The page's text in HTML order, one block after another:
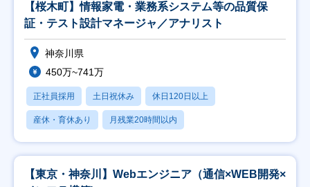
【桜木町】情報家電・業務系システム等の品質保
証・テスト設計マネージャ／アナリスト
神奈川県
450万~741万
正社員採用 土日祝休み 休日120日以上
産休・育休あり 月残業20時間以内
【東京・神奈川】Webエンジニア（通信×WEB開発×